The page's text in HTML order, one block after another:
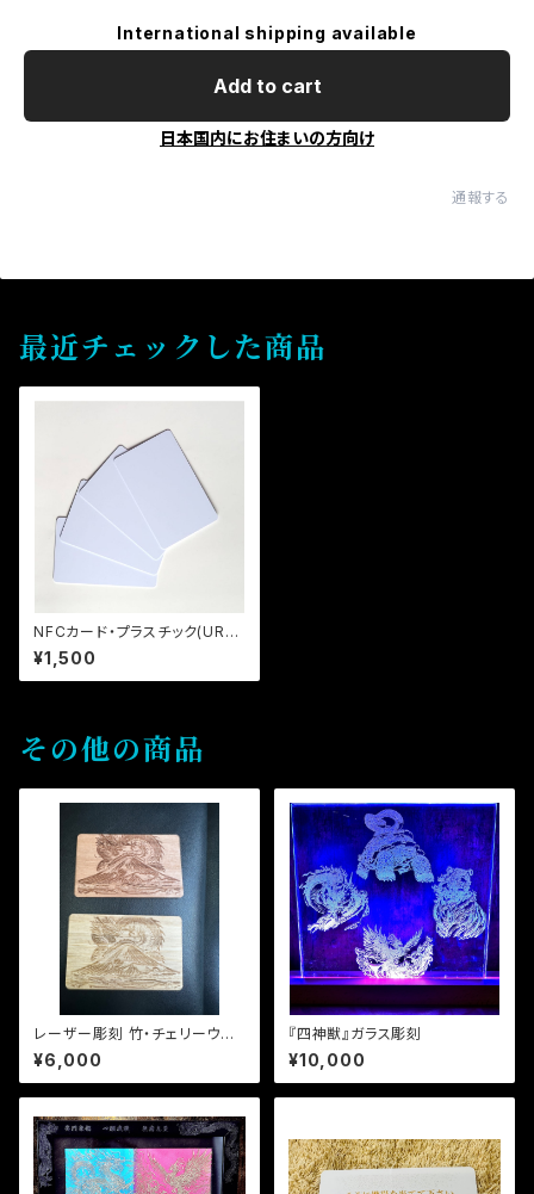
International shipping available
Add to cart
日本国内にお住まいの方向け
通報する
最近チェックした商品
NFCカード・プラスチック(URL
データ書込みのみ)
¥1,500
その他の商品
レーザー彫刻 竹・チェリーウッド
NFCカード
¥6,000
『四神獣』ガラス彫刻
¥10,000